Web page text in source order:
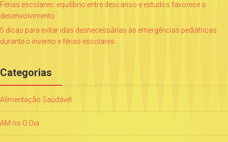
Férias escolares: equilíbrio entre descanso e estudos favorece o
desenvolvimento
5 dicas para evitar idas desnecessárias às emergências pediátricas
durante o inverno e férias escolares
Categorias
Alimentação Saudável
AM no O Dia